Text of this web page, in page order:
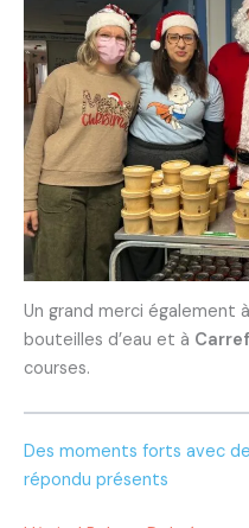
Un grand merci également à
bouteilles d’eau et à
courses.
Des moments forts avec
répondu présents